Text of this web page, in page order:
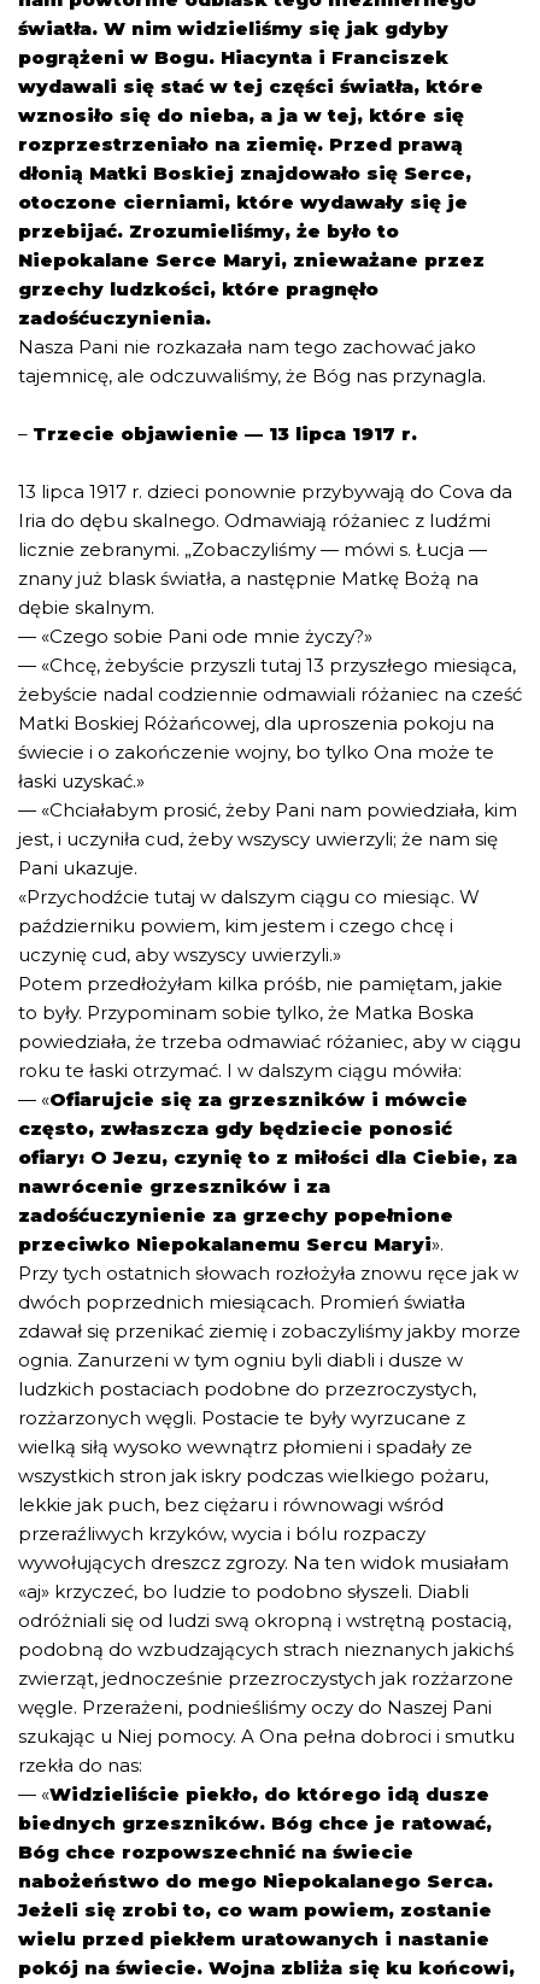
światła. W nim widzieliśmy się jak gdyby
pogrążeni w Bogu. Hiacynta i Franciszek
wydawali się stać w tej części światła, które
wznosiło się do nieba, a ja w tej, które się
rozprzestrzeniało na ziemię. Przed prawą
dłonią Matki Boskiej znajdowało się Serce,
otoczone cierniami, które wydawały się je
przebijać. Zrozumieliśmy, że było to
Niepokalane Serce Maryi, znieważane przez
grzechy ludzkości, które pragnęło
zadośćuczynienia.
Nasza Pani nie rozkazała nam tego zachować jako
tajemnicę, ale odczuwaliśmy, że Bóg nas przynagla.
– Trzecie objawienie — 13 lipca 1917 r.
13 lipca 1917 r. dzieci ponownie przybywają do Cova da
Iria do dębu skalnego. Odmawiają różaniec z ludźmi
licznie zebranymi. „Zobaczyliśmy — mówi s. Łucja —
znany już blask światła, a następnie Matkę Bożą na
dębie skalnym.
— «Czego sobie Pani ode mnie życzy?»
— «Chcę, żebyście przyszli tutaj 13 przyszłego miesiąca,
żebyście nadal codziennie odmawiali różaniec na cześć
Matki Boskiej Różańcowej, dla uproszenia pokoju na
świecie i o zakończenie wojny, bo tylko Ona może te
łaski uzyskać.»
— «Chciałabym prosić, żeby Pani nam powiedziała, kim
jest, i uczyniła cud, żeby wszyscy uwierzyli; że nam się
Pani ukazuje.
«Przychodźcie tutaj w dalszym ciągu co miesiąc. W
październiku powiem, kim jestem i czego chcę i
uczynię cud, aby wszyscy uwierzyli.»
Potem przedłożyłam kilka próśb, nie pamiętam, jakie
to były. Przypominam sobie tylko, że Matka Boska
powiedziała, że trzeba odmawiać różaniec, aby w ciągu
roku te łaski otrzymać. I w dalszym ciągu mówiła:
— «Ofiarujcie się za grzeszników i mówcie
często, zwłaszcza gdy będziecie ponosić
ofiary: O Jezu, czynię to z miłości dla Ciebie, za
nawrócenie grzeszników i za
zadośćuczynienie za grzechy popełnione
przeciwko Niepokalanemu Sercu Maryi».
Przy tych ostatnich słowach rozłożyła znowu ręce jak w
dwóch poprzednich miesiącach. Promień światła
zdawał się przenikać ziemię i zobaczyliśmy jakby morze
ognia. Zanurzeni w tym ogniu byli diabli i dusze w
ludzkich postaciach podobne do przezroczystych,
rozżarzonych węgli. Postacie te były wyrzucane z
wielką siłą wysoko wewnątrz płomieni i spadały ze
wszystkich stron jak iskry podczas wielkiego pożaru,
lekkie jak puch, bez ciężaru i równowagi wśród
przeraźliwych krzyków, wycia i bólu rozpaczy
wywołujących dreszcz zgrozy. Na ten widok musiałam
«aj» krzyczeć, bo ludzie to podobno słyszeli. Diabli
odróżniali się od ludzi swą okropną i wstrętną postacią,
podobną do wzbudzających strach nieznanych jakichś
zwierząt, jednocześnie przezroczystych jak rozżarzone
węgle. Przerażeni, podnieśliśmy oczy do Naszej Pani
szukając u Niej pomocy. A Ona pełna dobroci i smutku
rzekła do nas:
— «Widzieliście piekło, do którego idą dusze
biednych grzeszników. Bóg chce je ratować,
Bóg chce rozpowszechnić na świecie
nabożeństwo do mego Niepokalanego Serca.
Jeżeli się zrobi to, co wam powiem, zostanie
wielu przed piekłem uratowanych i nastanie
pokój na świecie. Wojna zbliża się ku końcowi,